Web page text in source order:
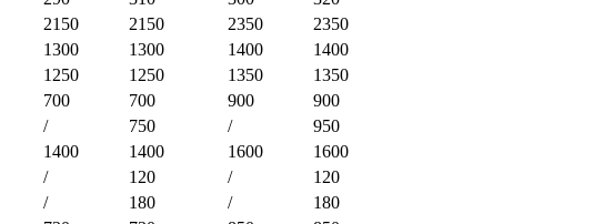
2150 2150 2350
2350
1300 1300 1400
1400
1250 1250 1350
1350
700 700 900
900
/ 750 /
950
1400 1400 1600
1600
/ 120 /
120
/ 180 /
180